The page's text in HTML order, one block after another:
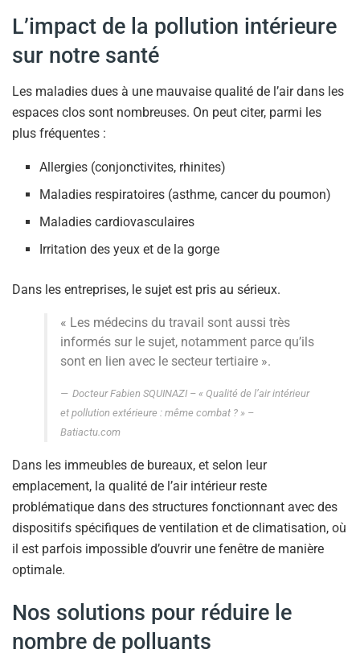
L’impact de la pollution intérieure
sur notre santé
Les maladies dues à une mauvaise qualité de l’air dans les
espaces clos sont nombreuses. On peut citer, parmi les
plus fréquentes :
Allergies (conjonctivites, rhinites)
Maladies respiratoires (asthme, cancer du poumon)
Maladies cardiovasculaires
Irritation des yeux et de la gorge
Dans les entreprises, le sujet est pris au sérieux.
« Les médecins du travail sont aussi très
informés sur le sujet, notamment parce qu’ils
sont en lien avec le secteur tertiaire ».
Docteur Fabien SQUINAZI – « Qualité de l’air intérieur
et pollution extérieure : même combat ? » –
Batiactu.com
Dans les immeubles de bureaux, et selon leur
emplacement, la qualité de l’air intérieur reste
problématique dans des structures fonctionnant avec des
dispositifs spécifiques de ventilation et de climatisation, où
il est parfois impossible d’ouvrir une fenêtre de manière
optimale.
Nos solutions pour réduire le
nombre de polluants